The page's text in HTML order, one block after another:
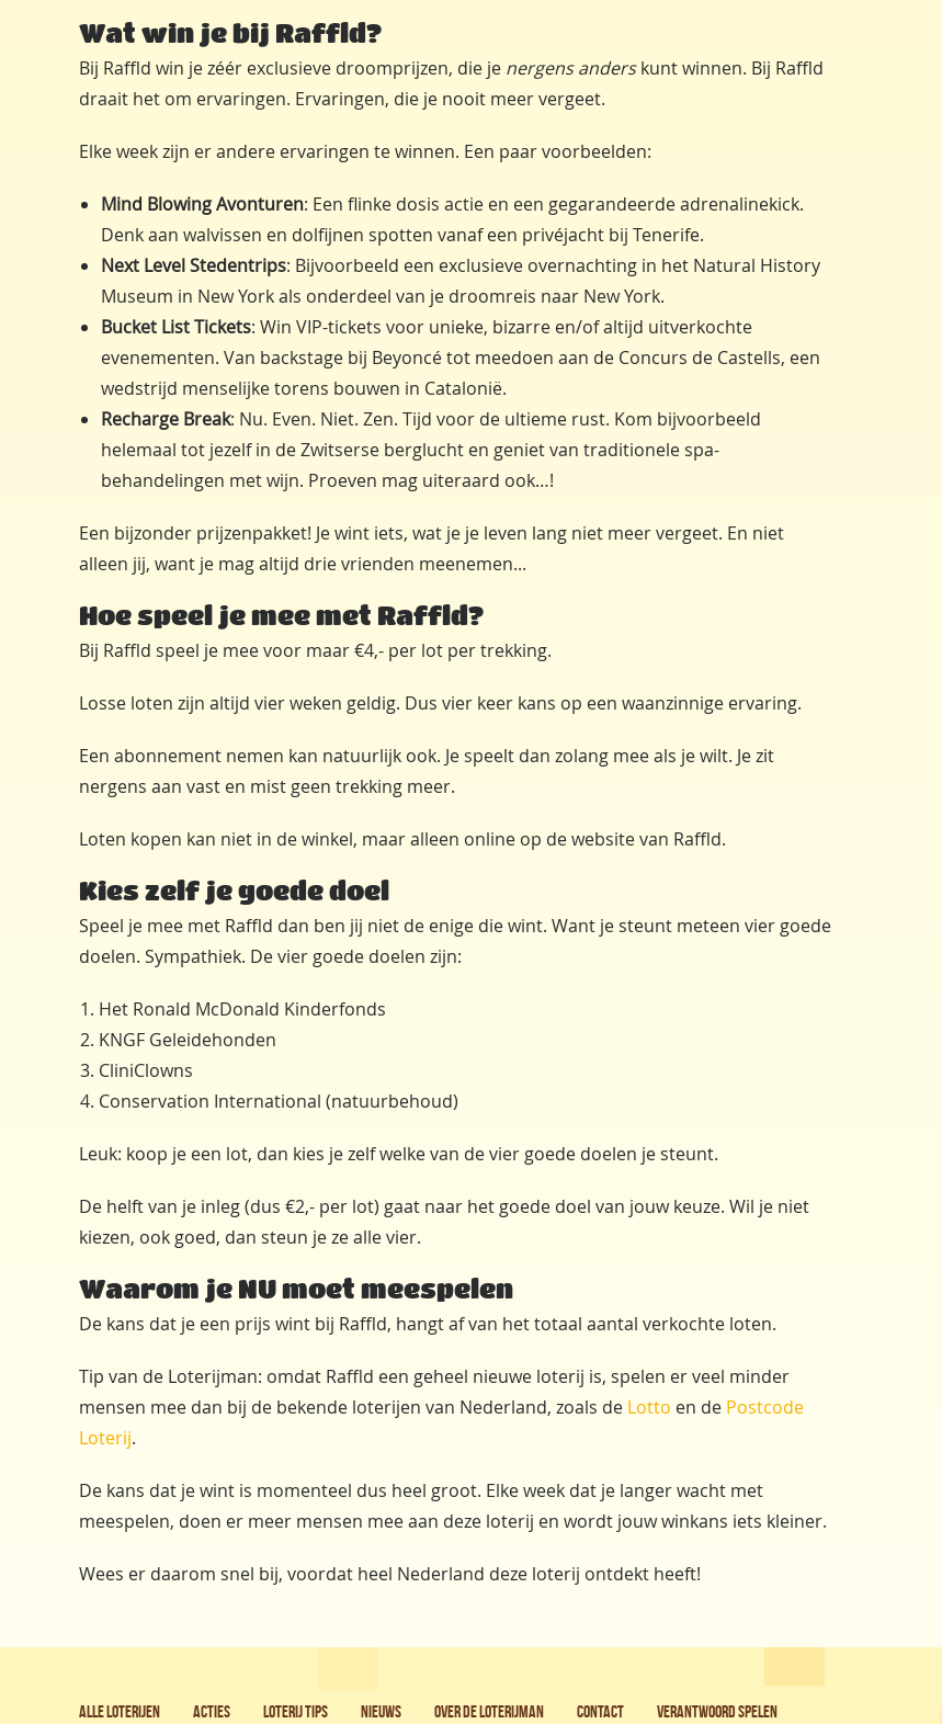
Wat win je bij Raffld?
Bij Raffld win je zéér exclusieve droomprijzen, die je nergens anderskunt winnen. Bij Raffld
draait het om ervaringen. Ervaringen, die je nooit meer vergeet.
Elke week zijn er andere ervaringen te winnen. Een paar voorbeelden:
Mind Blowing Avonturen: Een flinke dosis actie en een gegarandeerde adrenalinekick.
Denk aan walvissen en dolfijnen spotten vanaf een privéjacht bij Tenerife.
Next Level Stedentrips: Bijvoorbeeld een exclusieve overnachting in het Natural History
Museum in New York als onderdeel van je droomreis naar New York.
Bucket List Tickets: Win VIP-tickets voor unieke, bizarre en/of altijd uitverkochte
evenementen. Van backstage bij Beyoncé tot meedoen aan de Concurs de Castells, een
wedstrijd menselijke torens bouwen in Catalonië.
Recharge Break: Nu. Even. Niet. Zen. Tijd voor de ultieme rust. Kom bijvoorbeeld
helemaal tot jezelf in de Zwitserse berglucht en geniet van traditionele spa-
behandelingen met wijn. Proeven mag uiteraard ook…!
Een bijzonder prijzenpakket! Je wint iets, wat je je leven lang niet meer vergeet. En niet
alleen jij, want je mag altijd drie vrienden meenemen...
Hoe speel je mee met Raffld?
Bij Raffld speel je mee voor maar €4,- per lot per trekking.
Losse loten zijn altijd vier weken geldig. Dus vier keer kans op een waanzinnige ervaring.
Een abonnement nemen kan natuurlijk ook. Je speelt dan zolang mee als je wilt. Je zit
nergens aan vast en mist geen trekking meer.
Loten kopen kan niet in de winkel, maar alleen online op de website van Raffld.
Kies zelf je goede doel
Speel je mee met Raffld dan ben jij niet de enige die wint. Want je steunt meteen vier goede
doelen. Sympathiek. De vier goede doelen zijn:
Het Ronald McDonald Kinderfonds
KNGF Geleidehonden
CliniClowns
Conservation International (natuurbehoud)
Leuk: koop je een lot, dan kies je zelf welke van de vier goede doelen je steunt.
De helft van je inleg (dus €2,- per lot) gaat naar het goede doel van jouw keuze. Wil je niet
kiezen, ook goed, dan steun je ze alle vier.
Waarom je NU moet meespelen
De kans dat je een prijs wint bij Raffld, hangt af van het totaal aantal verkochte loten.
Tip van de Loterijman: omdat Raffld een geheel nieuwe loterij is, spelen er veel minder
mensen mee dan bij de bekende loterijen van Nederland, zoals de Lotto en de Postcode
Loterij.
De kans dat je wint is momenteel dus heel groot. Elke week dat je langer wacht met
meespelen, doen er meer mensen mee aan deze loterij en wordt jouw winkans iets kleiner.
Wees er daarom snel bij, voordat heel Nederland deze loterij ontdekt heeft!
Alle loterijen Acties Loterij tips Nieuws Over de Loterijman Contact Verantwoord spelen